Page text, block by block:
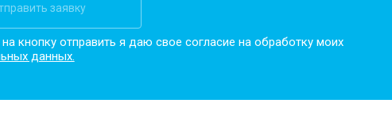
заявку
кнопку отправить я даю свое согласие на обработку моих
данных.